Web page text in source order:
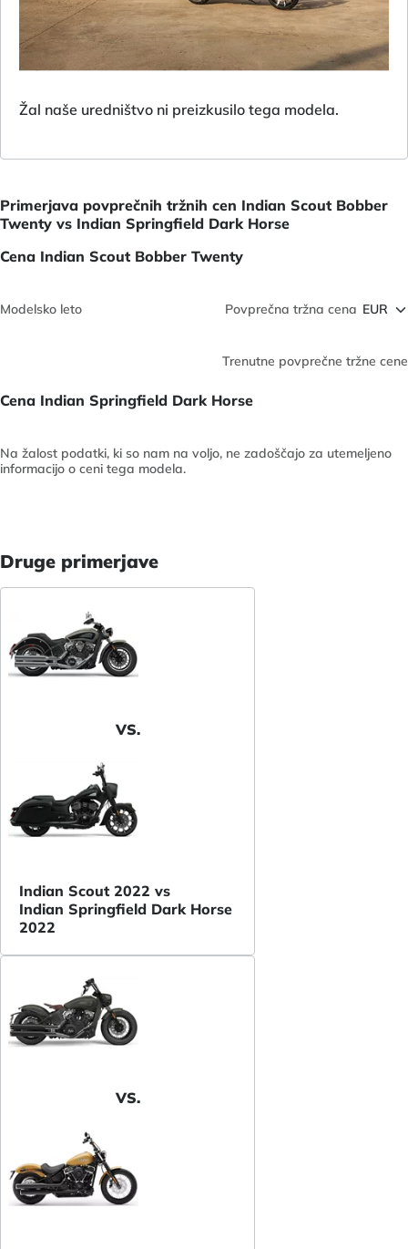
Žal naše uredništvo ni preizkusilo tega modela.
Primerjava povprečnih tržnih cen Indian Scout Bobber
Twenty vs Indian Springfield Dark Horse
Cena Indian Scout Bobber Twenty
Modelsko leto Povprečna tržna cena
Trenutne povprečne tržne cene
Cena Indian Springfield Dark Horse
Na žalost podatki, ki so nam na voljo, ne zadoščajo za utemeljeno
informacijo o ceni tega modela.
Druge primerjave
VS.
Indian Scout 2022 vs
Indian Springfield Dark Horse
2022
VS.